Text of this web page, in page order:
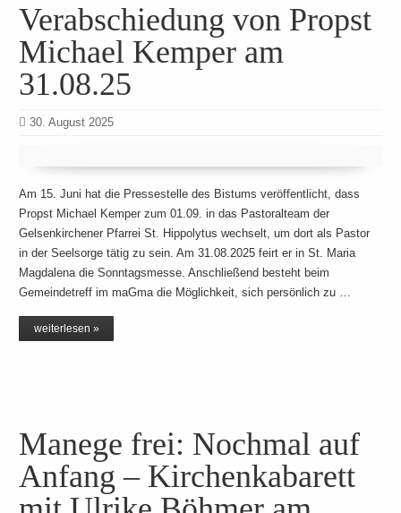
Verabschiedung von Propst
Michael Kemper am
31.08.25
30. August 2025
Am 15. Juni hat die Pressestelle des Bistums veröffentlicht, dass
Propst Michael Kemper zum 01.09. in das Pastoralteam der
Gelsenkirchener Pfarrei St. Hippolytus wechselt, um dort als Pastor
in der Seelsorge tätig zu sein. Am 31.08.2025 feirt er in St. Maria
Magdalena die Sonntagsmesse. Anschließend besteht beim
Gemeindetreff im maGma die Möglichkeit, sich persönlich zu …
weiterlesen »
Manege frei: Nochmal auf
Anfang – Kirchenkabarett